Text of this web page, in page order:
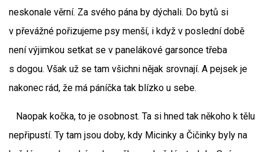
neskonale věrní. Za svého pána by dýchali. Do bytů si
v převážné pořizujeme psy menší, i když v poslední době
není výjimkou setkat se v panelákové garsonce třeba
s dogou. Však už se tam všichni nějak srovnají. A pejsek je
nakonec rád, že má páníčka tak blízko u sebe.
Naopak kočka, to je osobnost. Ta si hned tak někoho k tělu
nepřipustí. Ty tam jsou doby, kdy Micinky a Čičinky byly na